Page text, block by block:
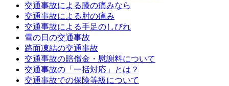
交通事故による膝の痛みなら
交通事故による肘の痛み
交通事故による手足のしびれ
雪の日の交通事故
路面凍結の交通事故
交通事故の賠償金・慰謝料について
交通事故の「一括対応」とは？
交通事故での保険等級について